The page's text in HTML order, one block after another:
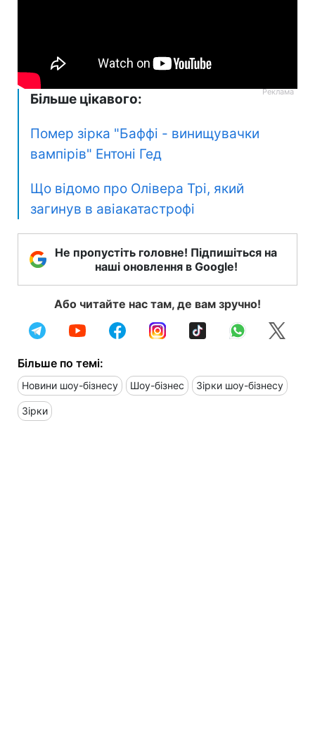
Більше цікавого:
Помер зірка "Баффі - винищувачки
вампірів" Ентоні Гед
Що відомо про Олівера Трі, який
загинув в авіакатастрофі
Не пропустіть головне! Підпишіться на
наші оновлення в Google!
Або читайте нас там, де вам зручно!
Більше по темі:
Новини шоу-бізнесу Шоу-бізнес Зірки шоу-бізнесу
Зірки